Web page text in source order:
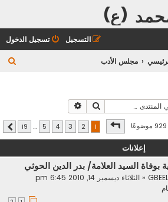
(ع)
تسجيل الدخول التسجيل
مجلس الأدب
ب
بحث
929 موضوعًا صفحة1 من19
2
3
4
5
…
19 التالي
إعلانات
بوفاة السيد العلامة/ بدر الدين الحوثي
« الثلاثاء ديسمبر 14, 2010 6:45 pm